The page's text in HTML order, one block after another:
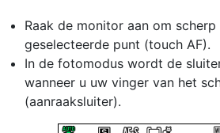
Raak de monitor aan om
geselecteerde punt (touch AF).
In de fotomodus wordt de
wanneer u uw vinger van het
(aanraaksluiter).